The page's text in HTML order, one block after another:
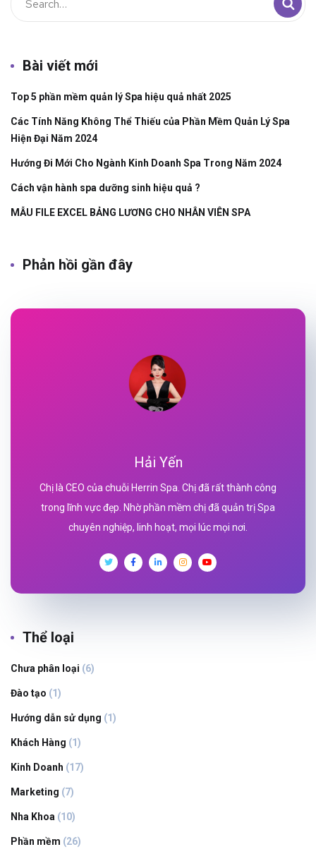
Bài viết mới
Top 5 phần mềm quản lý Spa hiệu quả nhất 2025
Các Tính Năng Không Thể Thiếu của Phần Mềm Quản Lý Spa
Hiện Đại Năm 2024
Hướng Đi Mới Cho Ngành Kinh Doanh Spa Trong Năm 2024
Cách vận hành spa dưỡng sinh hiệu quả ?
MẪU FILE EXCEL BẢNG LƯƠNG CHO NHÂN VIÊN SPA
Phản hồi gần đây
Hải Yến
Chị là CEO của chuỗi Herrin Spa. Chị đã rất thành công
trong lĩnh vực đẹp. Nhờ phần mềm chị đã quản trị Spa
chuyên nghiệp, linh hoạt, mọi lúc mọi nơi.
Thể loại
Chưa phân loại (6)
Đào tạo (1)
Hướng dẫn sử dụng (1)
Khách Hàng (1)
Kinh Doanh (17)
Marketing (7)
Nha Khoa (10)
Phần mềm (26)